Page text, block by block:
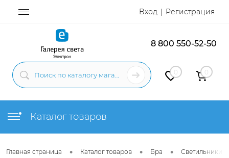
Вход Регистрация
8 800 550-52-50
0 0
Каталог товаров
Главная страница • Каталог товаров • Бра • Светильники